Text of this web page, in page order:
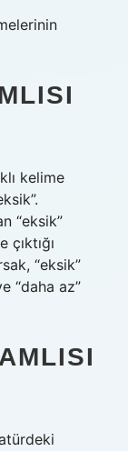
kelime
“eksik”
çıktığı
“eksik”
“daha az”